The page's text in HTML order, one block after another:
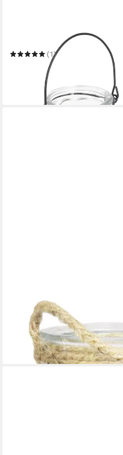
Windlicht Glas 12er Set
(1)
UVP
in 2-3 Werktagen bei dir
INNA-GLAS
Windlicht Kerzanglas Akili
13,5cm, Ø15cm
9,90 €
in 4-5 Werktagen bei dir